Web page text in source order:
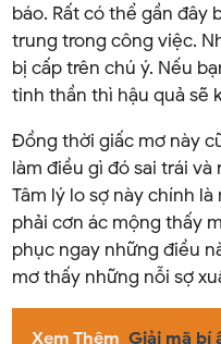
báo. Rất có thể gần đây
trung trong công việc.
bị cấp trên chú ý. Nếu
tinh thần thì hậu quả sẽ
Đồng thời giấc mơ này
làm điều gì đó sai trái
Tâm lý lo sợ này chính
phải cơn ác mộng thấy
phục ngay những điều
mơ thấy những nỗi sợ
Xem Thêm Giải mã bí